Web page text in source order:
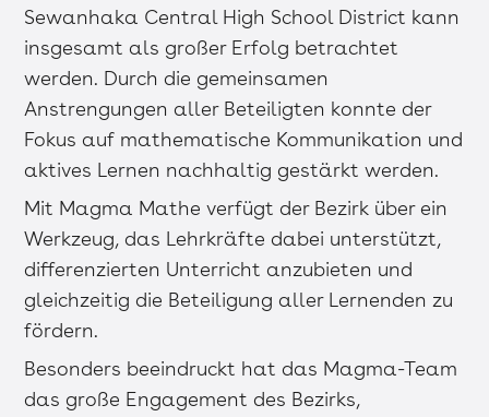
Sewanhaka Central High School District kann
insgesamt als großer Erfolg betrachtet
werden. Durch die gemeinsamen
Anstrengungen aller Beteiligten konnte der
Fokus auf mathematische Kommunikation und
aktives Lernen nachhaltig gestärkt werden.
Mit Magma Mathe verfügt der Bezirk über ein
Werkzeug, das Lehrkräfte dabei unterstützt,
differenzierten Unterricht anzubieten und
gleichzeitig die Beteiligung aller Lernenden zu
fördern.
Besonders beeindruckt hat das Magma-Team
das große Engagement des Bezirks,